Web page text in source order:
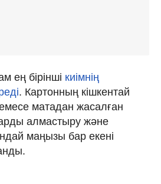
ең бірінші киімнің
. Картонның кішкентай
матадан жасалған
алмастыру және
маңызы бар екені